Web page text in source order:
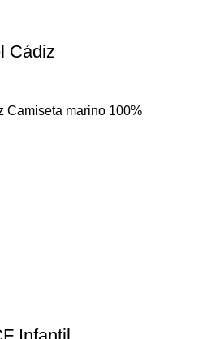
Cádiz
Camiseta marino 100%